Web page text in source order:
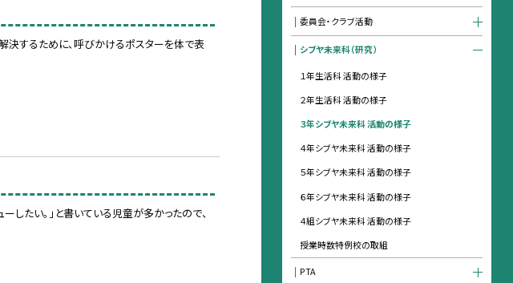
決するために、呼びかけるポスターを体で表
したい。」と書いている児童が多かったので、
委員会・クラブ活動
シブヤ未来科（研究）
１年生活科 活動の様子
２年生活科 活動の様子
３年シブヤ未来科 活動の様子
４年シブヤ未来科 活動の様子
５年シブヤ未来科 活動の様子
６年シブヤ未来科 活動の様子
４組シブヤ未来科 活動の様子
授業時数特例校の取組
PTA